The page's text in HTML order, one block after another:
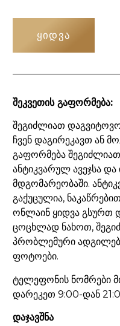
ᲧᲘᲓᲕᲐ
შეკვეთის გაფორმება:
შეგიძლიათ
ჩვენ დაგირეკავთ ან
გაფორმება
ანტიკვარულ ავეჯსა
მდგომარეობაში.
გაქუცულია,
ონლაინ ყიდვა გსურთ
ცოცხლად ნახოთ,
პრობლემური
ფოტოები.
ტელეფონის ნომრები
დარეკეთ 9:00-დან
დაჯავშნა